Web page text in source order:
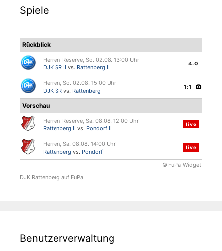
Spiele
Rückblick
Herren-Reserve, So. 02.08. 13:00 Uhr
DJK SR II vs. Rattenberg II
4:0
Herren, So. 02.08. 15:00 Uhr
DJK SR vs. Rattenberg
1:1
Vorschau
Herren-Reserve, Sa. 08.08. 12:00 Uhr
Rattenberg II vs. Pondorf II
live
Herren, Sa. 08.08. 14:00 Uhr
Rattenberg vs. Pondorf
live
© FuPa-Widget
DJK Rattenberg auf FuPa
Benutzerverwaltung